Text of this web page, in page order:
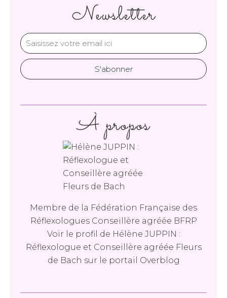
Newsletter
À propos
Membre de la Fédération Française des
Réflexologues Conseillère agréée BFRP
Voir le profil de Hélène JUPPIN :
Réflexologue et Conseillère agréée Fleurs
de Bach sur le portail Overblog